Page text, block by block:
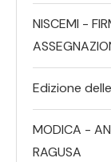
NISCEMI -
Edizione
MODICA -
RAGUSA